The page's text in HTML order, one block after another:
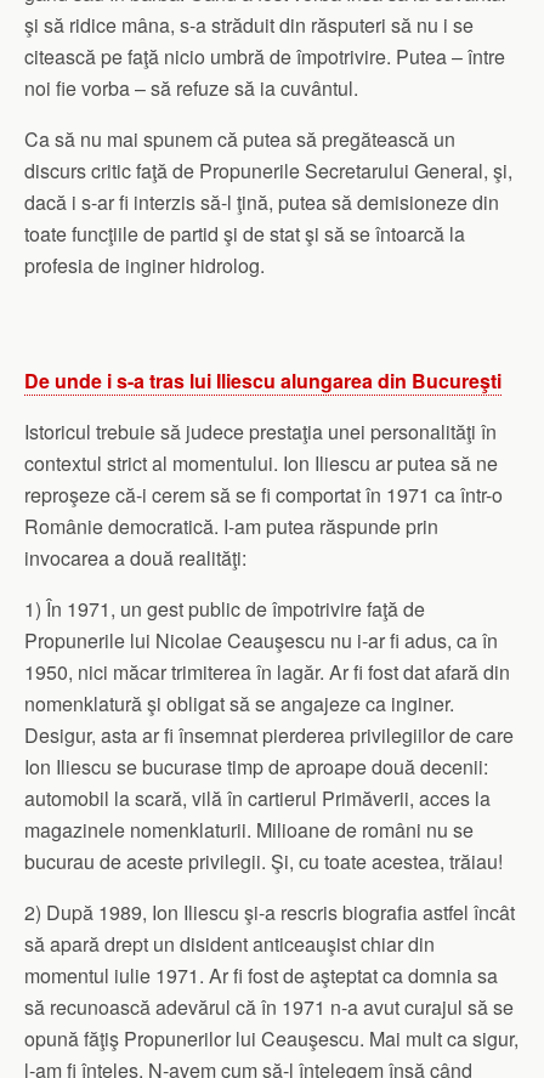
şi să ridice mâna, s-a străduit din răsputeri să nu i se
citească pe faţă nicio umbră de împotrivire. Putea – între
noi fie vorba – să refuze să ia cuvântul.
Ca să nu mai spunem că putea să pregătească un
discurs critic faţă de Propunerile Secretarului General, şi,
dacă i s-ar fi interzis să-l ţină, putea să demisioneze din
toate funcţiile de partid şi de stat şi să se întoarcă la
profesia de inginer hidrolog.
De unde i s-a tras lui Iliescu alungarea din Bucureşti
Istoricul trebuie să judece prestaţia unei personalităţi în
contextul strict al momentului. Ion Iliescu ar putea să ne
reproşeze că-i cerem să se fi comportat în 1971 ca într-o
Românie democratică. I-am putea răspunde prin
invocarea a două realităţi:
1) În 1971, un gest public de împotrivire faţă de
Propunerile lui Nicolae Ceauşescu nu i-ar fi adus, ca în
1950, nici măcar trimiterea în lagăr. Ar fi fost dat afară din
nomenklatură şi obligat să se angajeze ca inginer.
Desigur, asta ar fi însemnat pierderea privilegiilor de care
Ion Iliescu se bucurase timp de aproape două decenii:
automobil la scară, vilă în cartierul Primăverii, acces la
magazinele nomenklaturii. Milioane de români nu se
bucurau de aceste privilegii. Şi, cu toate acestea, trăiau!
2) După 1989, Ion Iliescu şi-a rescris biografia astfel încât
să apară drept un disident anticeauşist chiar din
momentul iulie 1971. Ar fi fost de aşteptat ca domnia sa
să recunoască adevărul că în 1971 n-a avut curajul să se
opună făţiş Propunerilor lui Ceauşescu. Mai mult ca sigur,
l-am fi înţeles. N-avem cum să-l înţelegem însă când